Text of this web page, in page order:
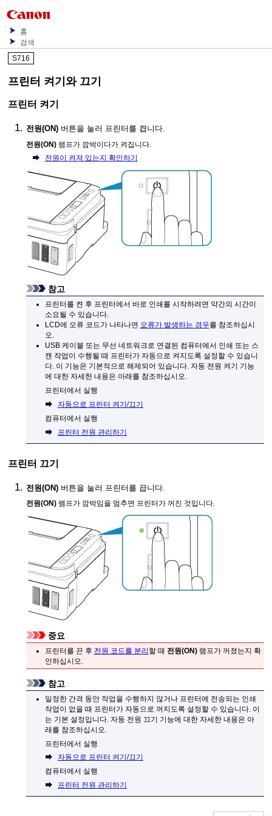
홈
검색
S716
프린터 켜기와 끄기
프린터 켜기
전원(ON) 버튼을 눌러 프린터 를 켭니다.
전원(ON) 램프가 깜박이다가 켜집니다.
전원이 켜져 있는지 확인하기
참고
프린터 를 켠 후 프린터에서 바로 인쇄를 시작하려면 약간의 시간이
소요될 수 있습니다.
LCD에 오류 코드가 나타나면 오류가 발생하는 경우를 참조하십시
오.
USB케이블 또는 무선 네트워크로 연결된 컴퓨터에서 인쇄 또는 스
캔 작업이 수행될 때 프린터 가 자동으로 켜지도록 설정할 수 있습니
다. 이 기능은 기본적으로 해제되어 있습니다. 자동 전원 켜기 기능
에 대한 자세한 내용은 아래를 참조하십시오.
프린터에서 실행
자동으로 프린터 켜기/끄기
컴퓨터에서 실행
프린터 전원 관리하기
프린터 끄기
전원(ON) 버튼을 눌러 프린터 를 끕니다.
전원(ON) 램프가 깜박임을 멈추면 프린터 가 꺼진 것입니다.
중요
프린터를 끈 후 전원 코드를 분리할 때 전원(ON)램프가 꺼졌는지 확
인하십시오.
참고
일정한 간격 동안 작업을 수행하지 않거나 프린터에 전송되는 인쇄
작업이 없을 때 프린터가 자동으로 꺼지도록 설정할 수 있습니다. 이
는 기본 설정입니다. 자동 전원 끄기 기능에 대한 자세한 내용은 아
래를 참조하십시오.
프린터에서 실행
자동으로 프린터 켜기/끄기
컴퓨터에서 실행
프린터 전원 관리하기